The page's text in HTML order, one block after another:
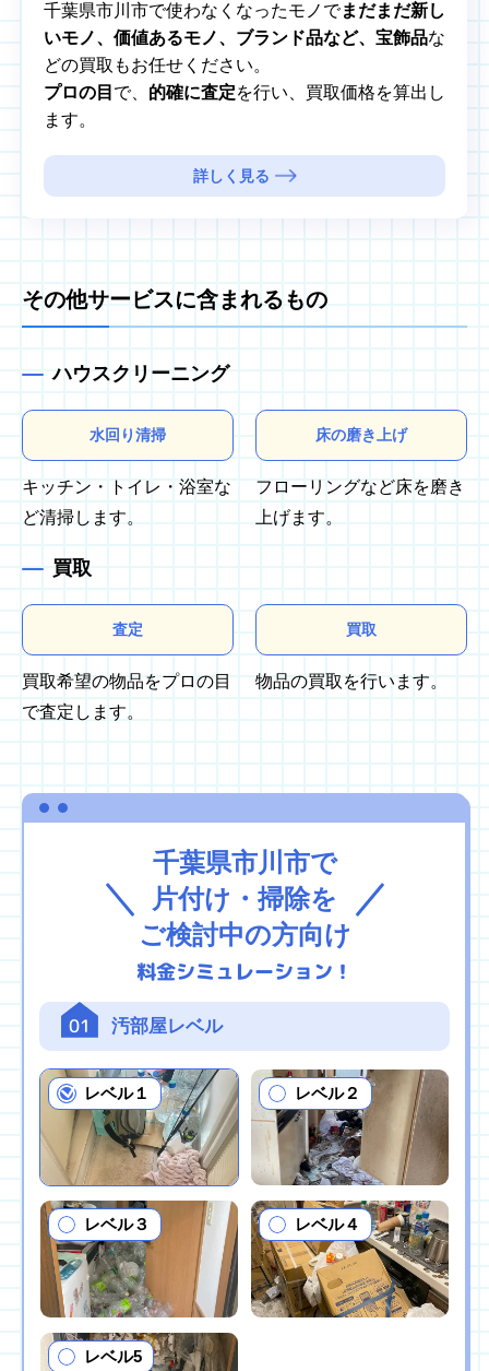
千葉県市川市で使わなくなったモノでまだまだ新し
いモノ、価値あるモノ、ブランド品など、宝飾品な
どの買取もお任せください。
プロの目 で、 的確に査定を行い、買取価格を算出し
ます。
詳しく見る
その他サービスに含まれるもの
ハウスクリーニング
水回り清掃
キッチン・トイレ・浴室な
ど清掃します。
床の磨き上げ
フローリングなど床を磨き
上げます。
買取
査定
買取希望の物品をプロの目
で査定します。
買取
物品の買取を行います。
千葉県市川市で
片付け・掃除を
ご検討中の方向け
料金シミュレーション！
01 汚部屋レベル
レベル１ レベル２
レベル３ レベル４
レベル5